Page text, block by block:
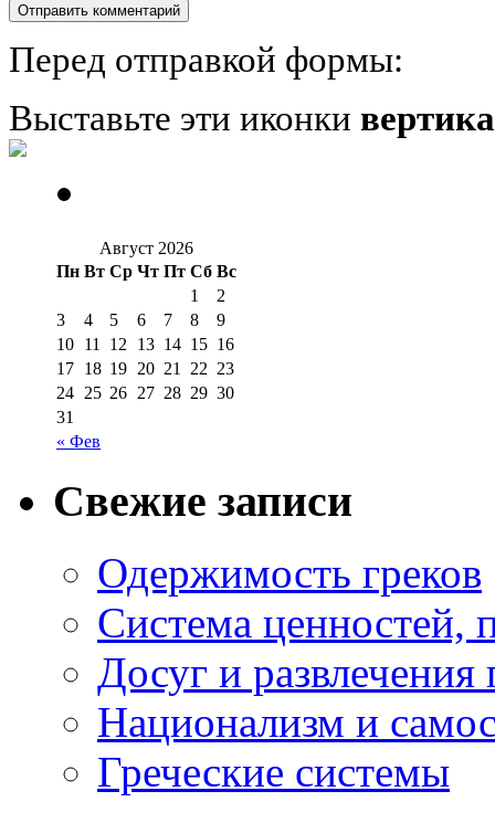
Перед отправкой формы:
Выставьте эти иконки
Август 2026
Пн Вт Ср Чт Пт Сб Вс
« Фев
1
2
3
4 5 6 7 8
9
10 11 12 13 14 15 16
17 18 19 20 21 22 23
24 25 26 27 28 29 30
31
Свежие записи
Одержимость греков
Система ценностей,
Досуг и развлечения
Национализм и
Греческие системы